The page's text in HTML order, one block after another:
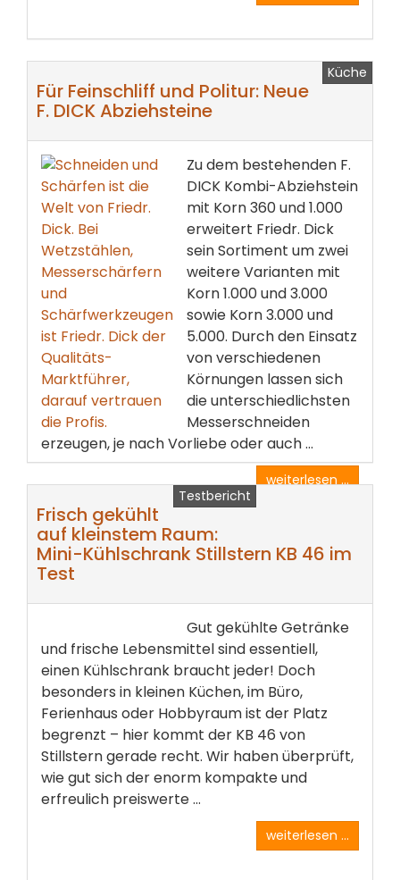
Küche
Für Feinschliff und Politur: Neue
F. DICK Abziehsteine
Zu dem bestehenden F.
DICK Kombi-Abziehstein
mit Korn 360 und 1.000
erweitert Friedr. Dick
sein Sortiment um zwei
weitere Varianten mit
Korn 1.000 und 3.000
sowie Korn 3.000 und
5.000. Durch den Einsatz
von verschiedenen
Körnungen lassen sich
die unterschiedlichsten
Messerschneiden
erzeugen, je nach Vorliebe oder auch ...
weiterlesen ...
Testbericht
Frisch gekühlt
auf kleinstem Raum:
Mini-Kühlschrank Stillstern KB 46 im
Test
Gut gekühlte Getränke
und frische Lebensmittel sind essentiell,
einen Kühlschrank braucht jeder! Doch
besonders in kleinen Küchen, im Büro,
Ferienhaus oder Hobbyraum ist der Platz
begrenzt – hier kommt der KB 46 von
Stillstern gerade recht. Wir haben überprüft,
wie gut sich der enorm kompakte und
erfreulich preiswerte ...
weiterlesen ...